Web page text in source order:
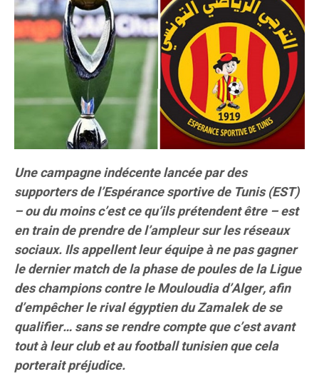
Une campagne indécente lancée par des
supporters de l’Espérance sportive de Tunis (EST)
– ou du moins c’est ce qu’ils prétendent être – est
en train de prendre de l’ampleur sur les réseaux
sociaux. Ils appellent leur équipe à ne pas gagner
le dernier match de la phase de poules de la Ligue
des champions contre le Mouloudia d’Alger, afin
d’empêcher le rival égyptien du Zamalek de se
qualifier… sans se rendre compte que c’est avant
tout à leur club et au football tunisien que cela
porterait préjudice.